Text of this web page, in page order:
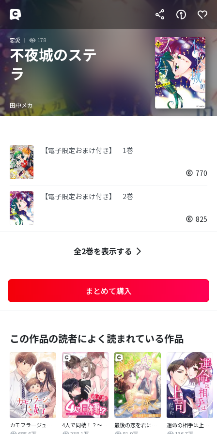
恋愛 178
不夜城のステ
ラ
田中メカ
【電子限定おまけ付き】 1巻
770
【電子限定おまけ付き】 2巻
825
全2巻を表示する
まとめて購入
この作品の読者によく読まれている作品
カモフラージュ夫婦
4人で同棲！？～逆ハーレムハウスへようこそ♥～【改訂版】
最後の恋を君に捧ぐ～余命1年の御曹司～
運命の相手は上司だった